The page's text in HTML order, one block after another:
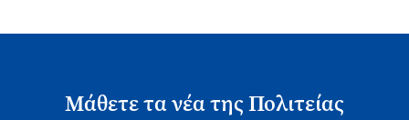
Μάθετε τα νέα της Πολιτείας